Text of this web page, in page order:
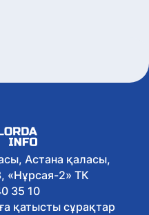
Астана қаласы,
«Нұрсая-2» ТК
35 10
қатысты сұрақтар